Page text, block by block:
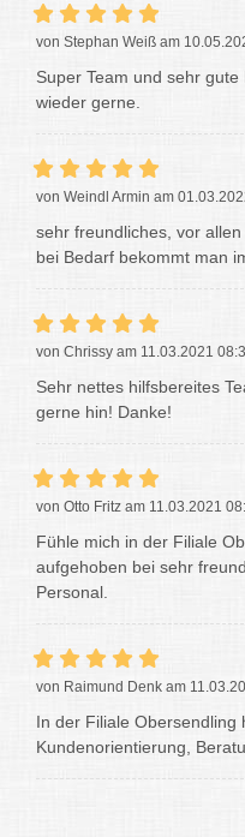
von Stephan Weiß am
Super Team und sehr
wieder gerne.
von Weindl Armin am
sehr freundliches, vor
bei Bedarf bekommt man
von Chrissy am 11.03.2021
Sehr nettes hilfsbereites
gerne hin! Danke!
von Otto Fritz am 11.03.2021
Fühle mich in der Filiale
aufgehoben bei sehr
Personal.
von Raimund Denk am
In der Filiale Obersendling
Kundenorientierung,